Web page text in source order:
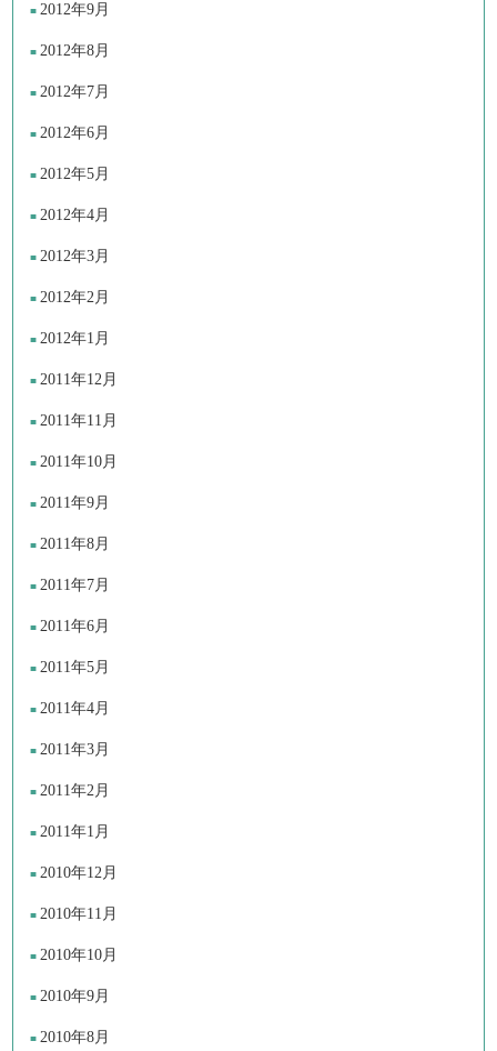
2012年9月
2012年8月
2012年7月
2012年6月
2012年5月
2012年4月
2012年3月
2012年2月
2012年1月
2011年12月
2011年11月
2011年10月
2011年9月
2011年8月
2011年7月
2011年6月
2011年5月
2011年4月
2011年3月
2011年2月
2011年1月
2010年12月
2010年11月
2010年10月
2010年9月
2010年8月